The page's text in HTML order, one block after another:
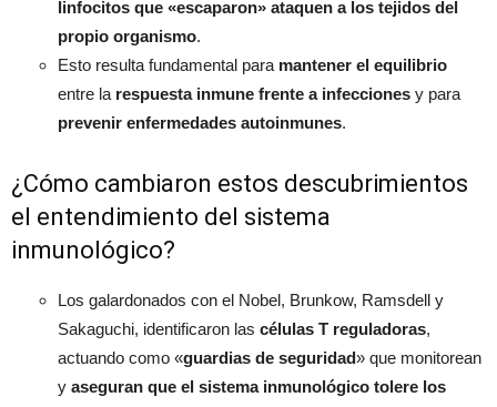
linfocitos que «escaparon» ataquen a los tejidos del
propio organismo.
Esto resulta fundamental para mantener el equilibrio
entre la respuesta inmune frente a infecciones y para
prevenir enfermedades autoinmunes.
¿Cómo cambiaron estos descubrimientos
el entendimiento del sistema
inmunológico?
Los galardonados con el Nobel, Brunkow, Ramsdell y
Sakaguchi, identificaron las células T reguladoras,
actuando como «guardias de seguridad» que monitorean
y aseguran que el sistema inmunológico tolere los